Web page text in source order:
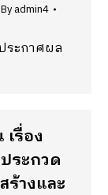
Byadmin4
ระกาศผล
รื่อง
ระกวด
ร้างและ